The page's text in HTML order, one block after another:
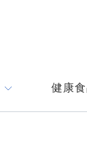
健康